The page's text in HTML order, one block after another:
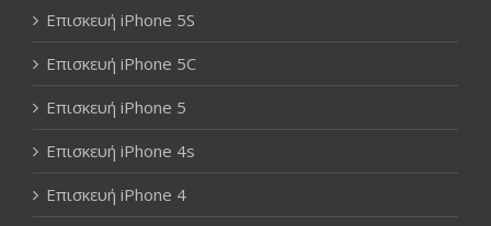
Επισκευή iPhone 5S
Επισκευή iPhone 5C
Επισκευή iPhone 5
Επισκευή iPhone 4s
Επισκευή iPhone 4